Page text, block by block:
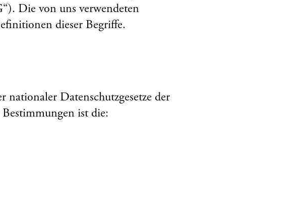
Die von uns verwendeten
dieser Begriffe.
Datenschutzgesetze der
ist die: